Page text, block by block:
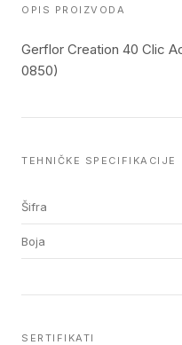
OPIS PROIZVODA
Gerflor Creation 40 Clic
0850)
TEHNIČKE SPECIFIKACIJE
Šifra
Boja
SERTIFIKATI